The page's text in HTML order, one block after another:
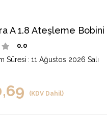
A 1.8 Ateşleme Bobini
0.0
Süresi : 11 Ağustos 2026 Salı
(KDV Dahil)